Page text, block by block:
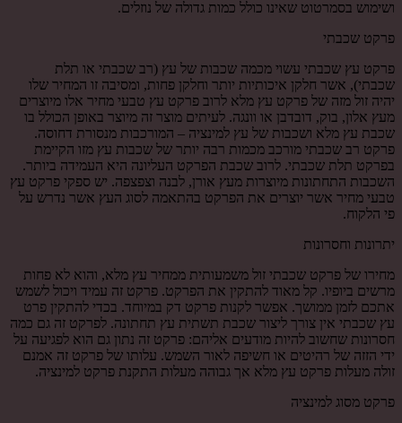
ושימוש בסמרטוט שאינו כולל כמות גדולה של נוזלים.
פרקט שכבתי
פרקט עץ שכבתי עשוי מכמה שכבות של עץ (רב שכבתי או תלת
שכבתי), אשר חלקן איכותיות יותר וחלקן פחות, ומסיבה זו המחיר שלו
יהיה זול מזה של פרקט עץ מלא לרוב פרקט עץ טבעי מחיר אלו מיוצרים
מעץ אלון, בוק, דובדבן או וונגה. לעיתים מוצר זה מיוצר באופן הכולל בו
שכבת עץ מלא ושכבות של עץ למינציה – המורכבות מנסורת דחוסה.
פרקט רב שכבתי מורכב מכמות רבה יותר של שכבות עץ מזו הקיימת
בפרקט תלת שכבתי. לרוב שכבת הפרקט העליונה היא העמידה ביותר.
השכבות התחתונות מיוצרות מעץ אורן, לבנה וצפצפה. יש ספקי פרקט עץ
טבעי מחיר אשר יוצרים את הפרקט בהתאמה לסוג העץ אשר נדרש על
פי הלקוח.
יתרונות וחסרונות
מחירו של פרקט שכבתי זול משמעותית ממחיר עץ מלא, והוא לא פחות
מרשים ביופיו. קל מאוד להתקין את הפרקט. פרקט זה עמיד ויכול לשמש
אתכם לזמן ממושך. אפשר לקנות פרקט דק במיוחד. בכדי להתקין פרט
עץ שכבתי אין צורך ליצור שכבת תשתית עץ תחתונה. לפרקט זה גם כמה
חסרונות שחשוב להיות מודעים אליהם: פרקט זה נתון גם הוא לפגיעה על
ידי הזזה של רהיטים או חשיפה לאור השמש. עלותו של פרקט זה אמנם
זולה מעלות פרקט עץ מלא אך גבוהה מעלות התקנת פרקט למינציה.
פרקט מסוג למינציה